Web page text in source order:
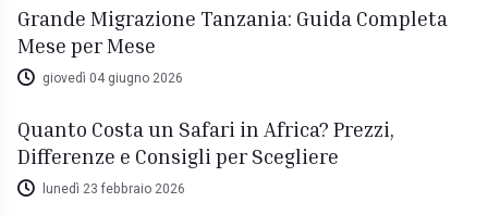
Grande Migrazione Tanzania: Guida Completa
Mese per Mese
giovedì 04 giugno 2026
Quanto Costa un Safari in Africa? Prezzi,
Differenze e Consigli per Scegliere
lunedì 23 febbraio 2026